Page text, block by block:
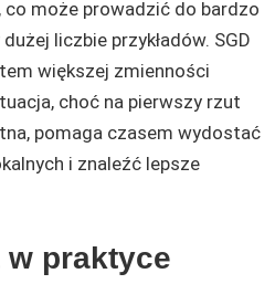
co może prowadzić do bardzo
liczbie przykładów. SGD
większej zmienności
choć na pierwszy rzut
pomaga czasem wydostać
i znaleźć lepsze
praktyce